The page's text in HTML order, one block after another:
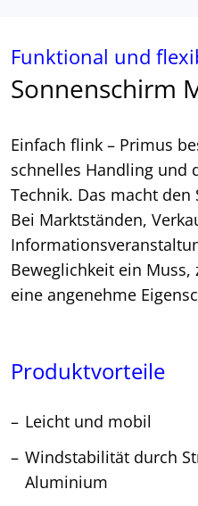
Funktional und
Sonnenschirm
Einfach flink – Primus
schnelles Handling und
Technik. Das macht
Bei Marktständen,
Beweglichkeit ein Muss,
eine angenehme
Produktvorteile
Leicht und mobil
Windstabilität durch
Aluminium